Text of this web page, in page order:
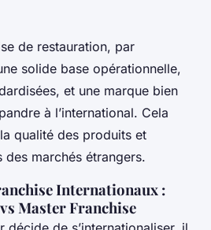
de restauration, par
solide base opérationnelle,
et une marque bien
à l’international. Cela
qualité des produits et
des marchés étrangers.
Internationaux :
Master Franchise